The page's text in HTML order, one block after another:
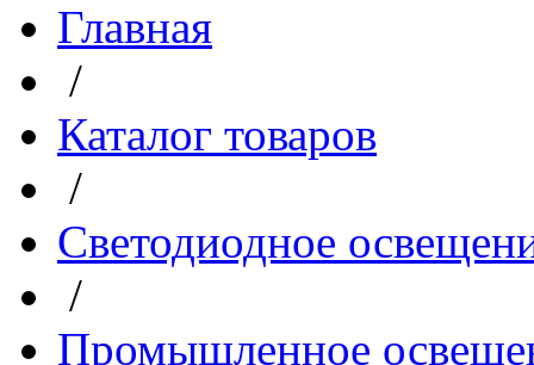
Главная
/
Каталог товаров
/
Светодиодное
/
Промышленное